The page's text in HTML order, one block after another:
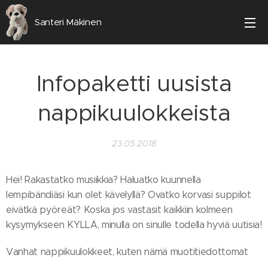
Santeri Mäkinen
Infopaketti uusista
nappikuulokkeista
23.05.2018
Hei! Rakastatko musiikkia? Haluatko kuunnella
lempibändiäsi kun olet kävelyllä? Ovatko korvasi suppilot
eivätkä pyöreät? Koska jos vastasit kaikkiin kolmeen
kysymykseen KYLLÄ, minulla on sinulle todella hyviä uutisia!
Vanhat nappikuulokkeet, kuten nämä muotitiedottomat